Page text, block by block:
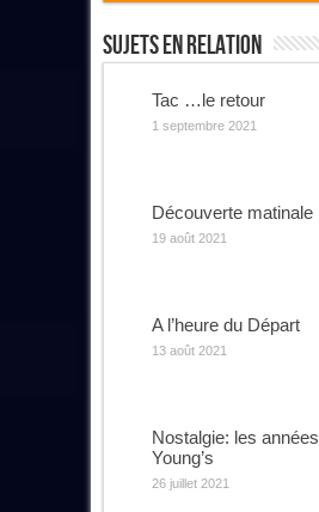
Sujets En Relation
Tac …le retour
1 septembre 2021
Découverte matinale
19 août 2021
A l’heure du Départ
13 août 2021
Nostalgie: les années
Young’s
26 juillet 2021